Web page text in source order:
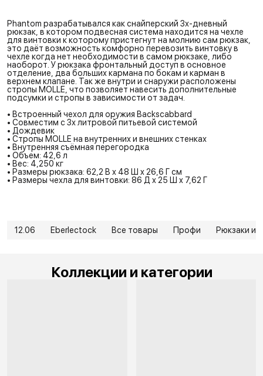
Phantom разрабатывался как снайперский 3х-дневный
рюкзак, в котором подвесная система находится на чехле
для винтовки к которому пристегнут на молнию сам рюкзак,
это даёт возможность комфорно перевозить винтовку в
чехле когда нет необходимости в самом рюкзаке, либо
наоборот. У рюкзака фронтальный доступ в основное
отделение, два больших кармана по бокам и карман в
верхнем клапане. Так же внутри и снаружи расположены
стропы MOLLE, что позволяет навесить дополнительные
подсумки и стропы в зависимости от задач.
• Встроенный чехол для оружия Backscabbard
• Совместим с 3х литровой питьевой системой
• Дождевик
• Стропы MOLLE на внутренних и внешних стенках
• Внутренняя съёмная перегородка
• Объем: 42,6 л
• Вес: 4,250 кг
• Размеры рюкзака: 62,2 В x 48 Ш x 26,6 Г см
• Размеры чехла для винтовки: 86 Д x 25 Ш x 7,62 Г
12.06 Eberlectock Все товары Профи Рюкзаки и
Коллекции и категории